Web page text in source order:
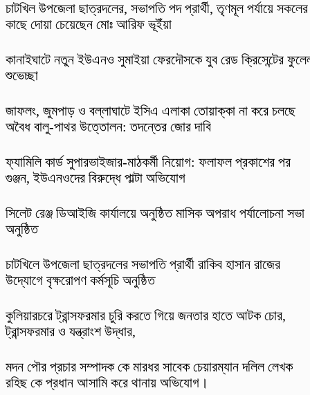
চাটখিল উপজেলা ছাত্রদলের, সভাপতি পদ প্রার্থী, তৃণমূল পর্যায়ে সকলের
কাছে দোয়া চেয়েছেন মোঃ আরিফ ভূইঁয়া
কানাইঘাটে নতুন ইউএনও সুমাইয়া ফেরদৌসকে যুব রেড ক্রিসেন্টের
শুভেচ্ছা
​জাফলং, জুমপাড় ও বল্লাঘাটে ইসিএ এলাকা তোয়াক্কা না করে চলছে
অবৈধ বালু-পাথর উত্তোলন: তদন্তের জোর দাবি
ফ্যামিলি কার্ড সুপারভাইজার-মাঠকর্মী নিয়োগ: ফলাফল প্রকাশের পর
গুঞ্জন, ইউএনওদের বিরুদ্ধে পাল্টা অভিযোগ
‎সিলেট রেঞ্জ ডিআইজি কার্যালয়ে অনুষ্ঠিত মাসিক অপরাধ পর্যালোচনা সভা
অনুষ্ঠিত
চাটখিলে উপজেলা ছাত্রদলের সভাপতি প্রার্থী রাকিব হাসান রাজের
উদ্যোগে বৃক্ষরোপণ কর্মসূচি অনুষ্ঠিত
কুলিয়ারচরে ট্রান্সফরমার চুরি করতে গিয়ে জনতার হাতে আটক চোর,
ট্রান্সফরমার ও যন্ত্রাংশ উদ্ধার,
মদন পৌর প্রচার সম্পাদক কে মারধর সাবেক চেয়ারম্যান দলিল লেখক
রহিছ কে প্রধান আসামি করে থানায় অভিযোগ।